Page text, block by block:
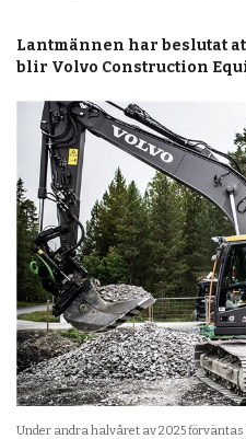
TJÄNSTER
JOBB
ANNONSERA
PRENUMERERA
OM OSS
Lantmännen har beslutat
blir Volvo Construction
Under andra halvåret av 2025